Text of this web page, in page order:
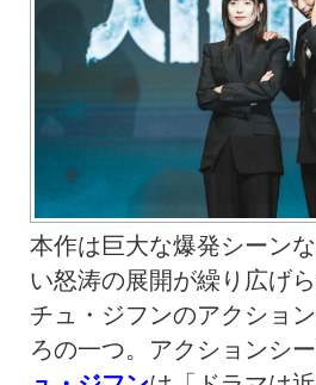
本作は巨大な爆発シーン
い怒涛の展開が繰り広げ
チュ・ジフンのアクショ
ろの一つ。アクションシー